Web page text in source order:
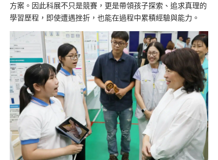
方案 。 因此科展不只是競賽，更是帶領孩子探索、追求真理的
學習歷程，即使遭遇挫折，也能在過程中累積經驗與能力。